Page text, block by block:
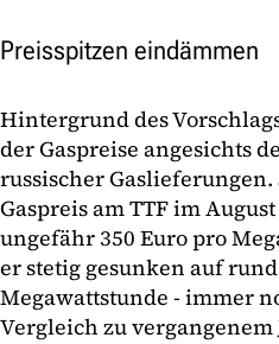
Preisspitzen eindämmen
Hintergrund des
der Gaspreise angesichts
russischer
Gaspreis am TTF im
ungefähr 350 Euro pro
er stetig gesunken auf
Megawattstunde - immer
Vergleich zu vergangenem